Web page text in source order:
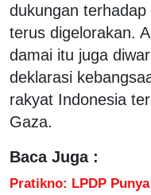
dukungan
terus digelorakan.
damai itu juga
deklarasi
rakyat Indonesia
Gaza.
Baca Juga :
Pratikno: LPDP